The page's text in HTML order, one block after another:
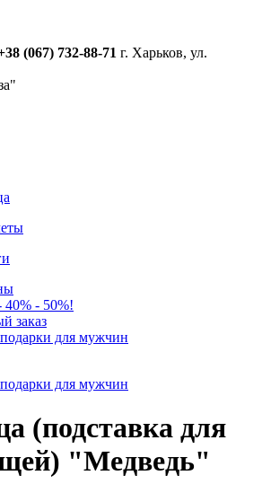
(067) 732-88-71 г. Харьков, ул.
- 50%!
заказ
для мужчин
для мужчин
(подставка для
"Медведь"